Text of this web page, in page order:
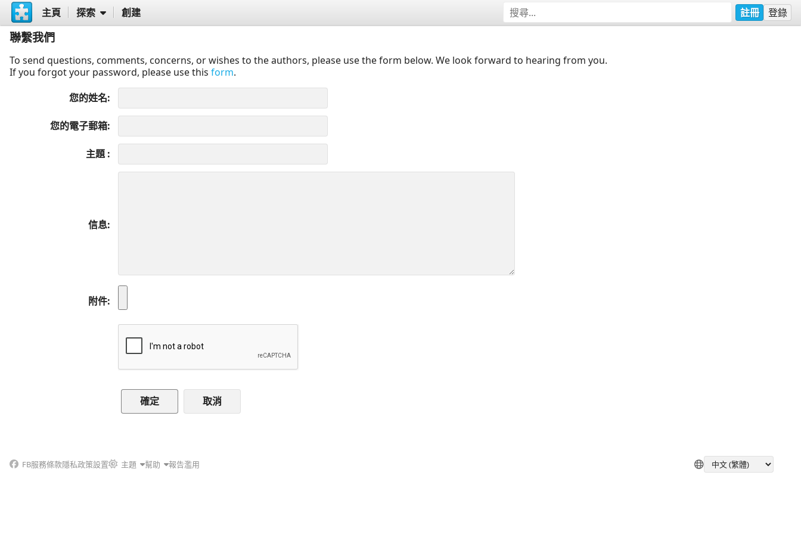
主頁 探索 創建 註冊 登錄
聯繫我們
To send questions, comments, concerns, or wishes to the authors, please use the form below. We look forward to hearing from you.
If you forgot your password, please use this form.
您的姓名
您的電子郵箱
主題
信息
附件
取消
FB服務條款隱私政策設置 主題 幫助 報告濫用